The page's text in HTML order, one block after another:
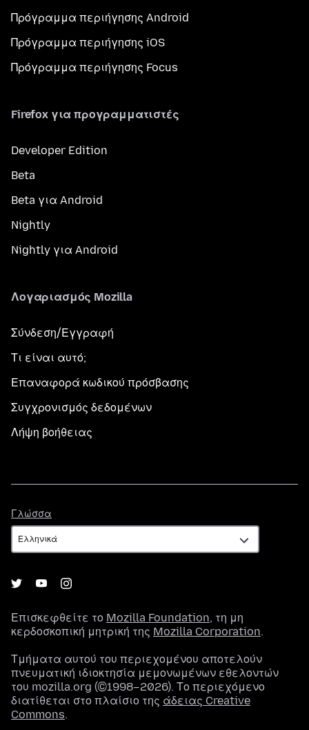
Πρόγραμμα περιήγησης Android
Πρόγραμμα περιήγησης iOS
Πρόγραμμα περιήγησης Focus
Firefox για προγραμματιστές
Developer Edition
Beta
Beta για Android
Nightly
Nightly για Android
Λογαριασμός Mozilla
Σύνδεση/Εγγραφή
Τι είναι αυτό;
Επαναφορά κωδικού πρόσβασης
Συγχρονισμός δεδομένων
Λήψη βοήθειας
Γλώσσα
Επισκεφθείτε το Mozilla Foundation, τη μη
κερδοσκοπική μητρική της Mozilla Corporation.
Τμήματα αυτού του περιεχομένου αποτελούν
πνευματική ιδιοκτησία μεμονωμένων εθελοντών
του mozilla.org (©1998–2026). Το περιεχόμενο
διατίθεται στο πλαίσιο της άδειας Creative
Commons.